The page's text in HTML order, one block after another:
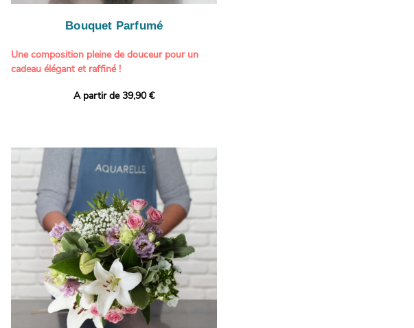
Bouquet Parfumé
Une composition pleine de douceur pour un
cadeau élégant et raffiné !
Offrez un bouquet délicat et généreux, imaginé
création une touche de pureté et de
romantisme, tandis que les giroflées dévoilent
un parfum délicat et une allure naturellement
poétique. Le gypsophile, léger et aérien, vient
envelopper l’ensemble de douceur, pendant que
les lisianthus ajoutent une note d’élégance et de
raffinement à cette harmonie florale.
Chaque tige a été sélectionnée avec soin pour
composer un bouquet lumineux, plein de
charme et de délicatesse. Avec son bel équilibre
entre volume, finesse et parfum, cette création
A partir de 39,90 €